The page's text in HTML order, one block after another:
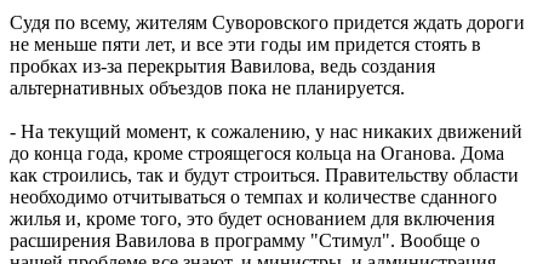
Судя по всему, жителям Суворовского придется ждать дороги
не меньше пяти лет, и все эти годы им придется стоять в
пробках из-за перекрытия Вавилова, ведь создания
альтернативных объездов пока не планируется.
- На текущий момент, к сожалению, у нас никаких движений
до конца года, кроме строящегося кольца на Оганова. Дома
как строились, так и будут строиться. Правительству области
необходимо отчитываться о темпах и количестве сданного
жилья и, кроме того, это будет основанием для включения
расширения Вавилова в программу "Стимул". Вообще о